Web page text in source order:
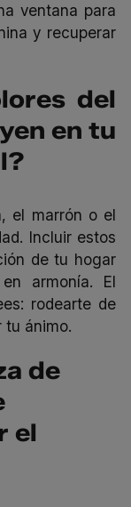
ventana para
y recuperar
del
en tu
el marrón o el
Incluir estos
de tu hogar
armonía. El
rodearte de
tu ánimo.
de
el